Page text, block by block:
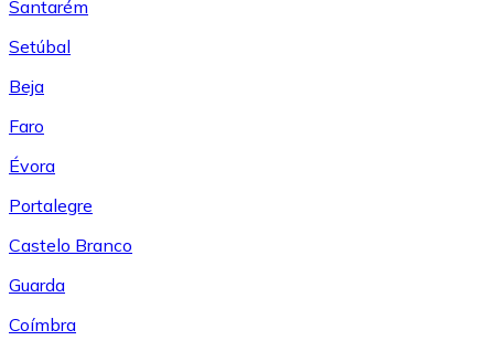
Santarém
Setúbal
Beja
Faro
Évora
Portalegre
Castelo Branco
Guarda
Coímbra